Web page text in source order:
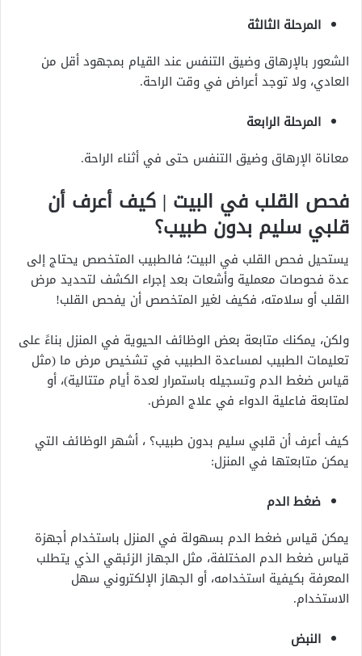
المرحلة الثالثة
الشعور بالإرهاق وضيق التنفس عند القيام بمجهود أقل من
العادي، ولا توجد أعراض في وقت الراحة.
المرحلة الرابعة
معاناة الإرهاق وضيق التنفس حتى في أثناء الراحة.
فحص القلب في البيت | كيف أعرف أن
قلبي سليم بدون طبيب؟
يستحيل فحص القلب في البيت؛ فالطبيب المتخصص يحتاج إلى
عدة فحوصات معملية وأشعات بعد إجراء الكشف لتحديد مرض
القلب أو سلامته، فكيف لغير المتخصص أن يفحص القلب!
ولكن، يمكنك متابعة بعض الوظائف الحيوية في المنزل بناءً على
تعليمات الطبيب لمساعدة الطبيب في تشخيص مرض ما (مثل
قياس ضغط الدم وتسجيله باستمرار لعدة أيام متتالية)، أو
لمتابعة فاعلية الدواء في علاج المرض.
كيف أعرف أن قلبي سليم بدون طبيب؟ ، أشهر الوظائف التي
يمكن متابعتها في المنزل:
ضغط الدم
يمكن قياس ضغط الدم بسهولة في المنزل باستخدام أجهزة
قياس ضغط الدم المختلفة، مثل الجهاز الزئبقي الذي يتطلب
المعرفة بكيفية استخدامه، أو الجهاز الإلكتروني سهل
الاستخدام.
النبض